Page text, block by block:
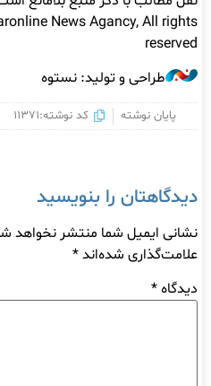
News Agancy, All rights
reserved
طراحی و تولید: نستوه
پایان نوشته کد نوشته:11371
دیدگاهتان را بنویسید
نشانی ایمیل شما منتشر نخواهد
علامت‌گذاری شده‌اند*
دیدگاه*